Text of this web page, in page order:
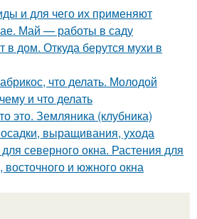
и для чего их применяют
Май — работы в саду
в дом. Откуда берутся мухи в
что делать. Молодой
и что делать
это. Земляника (клубника)
выращивания, ухода
северного окна. Растения для
восточного и южного окна